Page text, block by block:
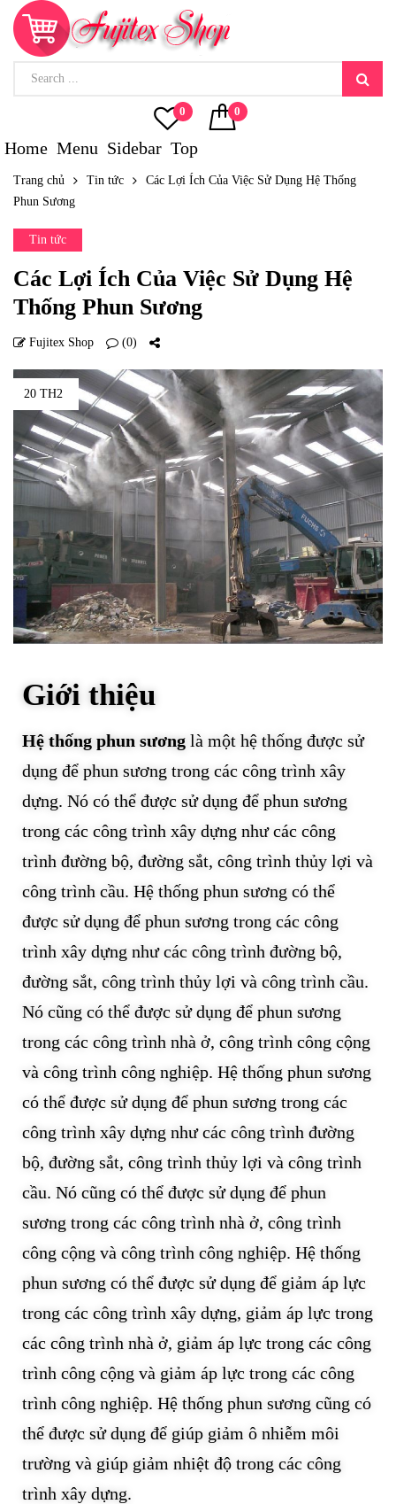
0 0
Home Menu Sidebar Top
Trang chủ Tin tức
Các Lợi Ích Của Việc Sử Dụng Hệ Thống
Phun Sương
Tin tức
Các Lợi Ích Của Việc Sử Dụng Hệ
Thống Phun Sương
Fujitex Shop (0)
20 TH2
Giới thiệu
Hệ thống phun sương là một hệ thống được sử
dụng để phun sương trong các công trình xây
dựng. Nó có thể được sử dụng để phun sương
trong các công trình xây dựng như các công
trình đường bộ, đường sắt, công trình thủy lợi và
công trình cầu. Hệ thống phun sương có thể
được sử dụng để phun sương trong các công
trình xây dựng như các công trình đường bộ,
đường sắt, công trình thủy lợi và công trình cầu.
Nó cũng có thể được sử dụng để phun sương
trong các công trình nhà ở, công trình công cộng
và công trình công nghiệp. Hệ thống phun sương
có thể được sử dụng để phun sương trong các
công trình xây dựng như các công trình đường
bộ, đường sắt, công trình thủy lợi và công trình
cầu. Nó cũng có thể được sử dụng để phun
sương trong các công trình nhà ở, công trình
công cộng và công trình công nghiệp. Hệ thống
phun sương có thể được sử dụng để giảm áp lực
trong các công trình xây dựng, giảm áp lực trong
các công trình nhà ở, giảm áp lực trong các công
trình công cộng và giảm áp lực trong các công
trình công nghiệp. Hệ thống phun sương cũng có
thể được sử dụng để giúp giảm ô nhiễm môi
trường và giúp giảm nhiệt độ trong các công
trình xây dựng.